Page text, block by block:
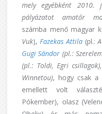
mely egyébként
pályázatot amatőr
számba menő magyar
Vuk), Fazekas Attila(pl.:
Gugi Sándor (pl.:
(pl.: Toldi, Egri csillagok),
Winnetou), hogy csak a
emellett volt
Pókember), olasz